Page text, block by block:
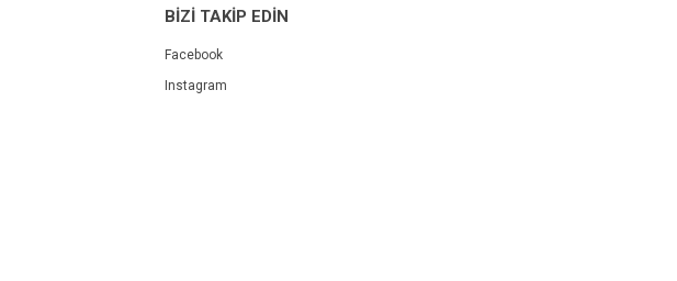
BİZİ TAKİP EDİN
Facebook
Instagram